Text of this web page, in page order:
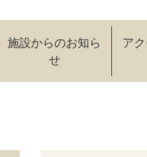
施設からのお知ら
せ
ア